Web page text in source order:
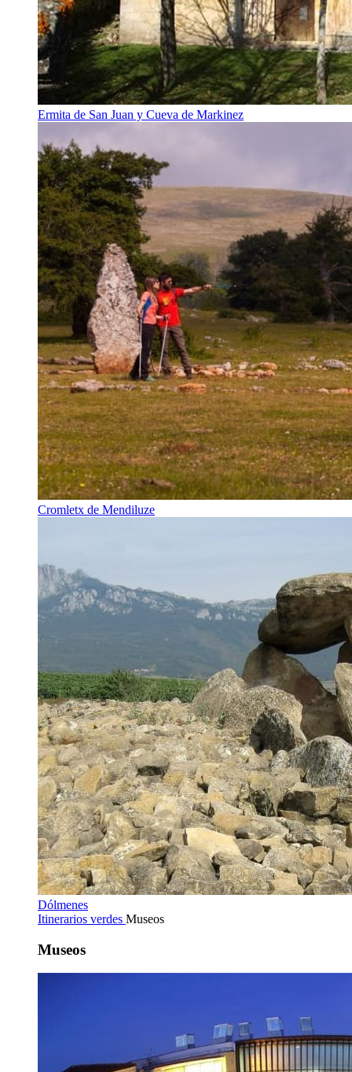
Ermita de San Juan y Cueva de Markinez
Cromletx de Mendiluze
Dólmenes
Itinerarios verdes Museos
Museos